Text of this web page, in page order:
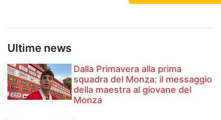
Ultime news
Dalla Primavera alla prima
squadra del Monza: il messaggio
della maestra al giovane del
Monza